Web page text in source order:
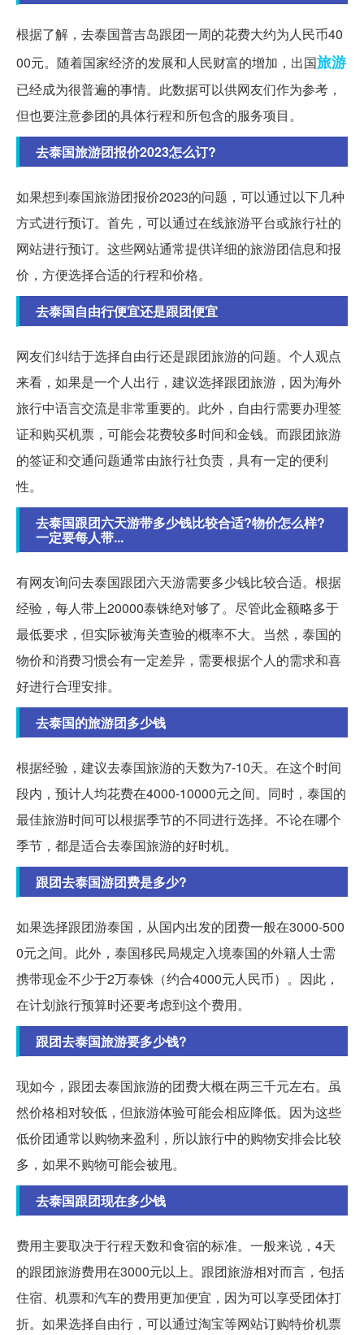
根据了解，去泰国普吉岛跟团一周的花费大约为人民币40
00元。随着国家经济的发展和人民财富的增加，出国旅游
已经成为很普遍的事情。此数据可以供网友们作为参考，
但也要注意参团的具体行程和所包含的服务项目。
去泰国旅游团报价2023怎么订?
如果想到泰国旅游团报价2023的问题，可以通过以下几种
方式进行预订。首先，可以通过在线旅游平台或旅行社的
网站进行预订。这些网站通常提供详细的旅游团信息和报
价，方便选择合适的行程和价格。
去泰国自由行便宜还是跟团便宜
网友们纠结于选择自由行还是跟团旅游的问题。个人观点
来看，如果是一个人出行，建议选择跟团旅游，因为海外
旅行中语言交流是非常重要的。此外，自由行需要办理签
证和购买机票，可能会花费较多时间和金钱。而跟团旅游
的签证和交通问题通常由旅行社负责，具有一定的便利
性。
去泰国跟团六天游带多少钱比较合适?物价怎么样?
一定要每人带...
有网友询问去泰国跟团六天游需要多少钱比较合适。根据
经验，每人带上20000泰铢绝对够了。尽管此金额略多于
最低要求，但实际被海关查验的概率不大。当然，泰国的
物价和消费习惯会有一定差异，需要根据个人的需求和喜
好进行合理安排。
去泰国的旅游团多少钱
根据经验，建议去泰国旅游的天数为7-10天。在这个时间
段内，预计人均花费在4000-10000元之间。同时，泰国的
最佳旅游时间可以根据季节的不同进行选择。不论在哪个
季节，都是适合去泰国旅游的好时机。
跟团去泰国游团费是多少?
如果选择跟团游泰国，从国内出发的团费一般在3000-500
0元之间。此外，泰国移民局规定入境泰国的外籍人士需
携带现金不少于2万泰铢（约合4000元人民币）。因此，
在计划旅行预算时还要考虑到这个费用。
跟团去泰国旅游要多少钱?
现如今，跟团去泰国旅游的团费大概在两三千元左右。虽
然价格相对较低，但旅游体验可能会相应降低。因为这些
低价团通常以购物来盈利，所以旅行中的购物安排会比较
多，如果不购物可能会被甩。
去泰国跟团现在多少钱
费用主要取决于行程天数和食宿的标准。一般来说，4天
的跟团旅游费用在3000元以上。跟团旅游相对而言，包括
住宿、机票和汽车的费用更加便宜，因为可以享受团体打
折。如果选择自由行，可以通过淘宝等网站订购特价机票